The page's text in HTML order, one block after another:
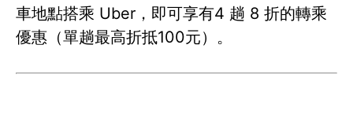
車地點搭乘 Uber，即可享有4 趟 8 折的轉乘
優惠（單趟最高折抵100元）。